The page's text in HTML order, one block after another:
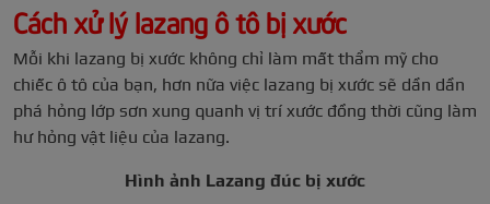
Cách xử lý lazang ô tô bị xước
Mỗi khi lazang bị xước không chỉ làm mất thẩm mỹ cho
chiếc ô tô của bạn, hơn nữa việc lazang bị xước sẽ dần dần
phá hỏng lớp sơn xung quanh vị trí xước đồng thời cũng làm
hư hỏng vật liệu của lazang.
Hình ảnh Lazang đúc bị xước